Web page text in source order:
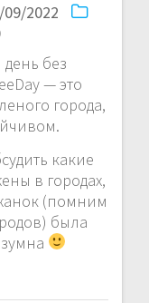
09/2022
без
— это
города,
какие
в городах,
(помним
была